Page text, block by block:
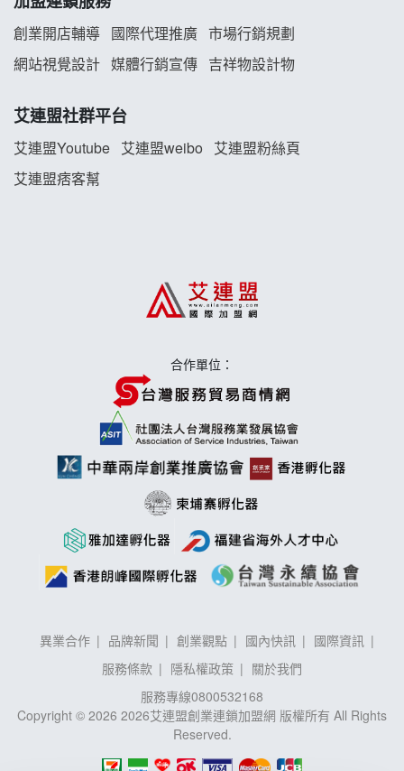
雞咕雞咕加盟說明會
TEA TOP加盟說明會
珍好味臭臭鍋加盟說明會
藍象廷泰式火鍋加盟說明會
日十。早午食加盟說明會
莫尼早餐Morni加盟說明會
創業開店輔導 國際代理推廣 市場行銷規劃
網站視覺設計 媒體行銷宣傳 吉祥物設計物
艾連盟社群平台
艾連盟Youtube 艾連盟weibo
艾連盟粉絲頁
艾連盟痞客幫
合作單位：
異業合作 品牌新聞 創業觀點 國內快訊
國際資訊
服務條款
隱私權政策
關於我們
服務專線0800532168
Copyright © 2026 2026艾連盟創業連鎖加盟網 版權所有 All Rights
Reserved.